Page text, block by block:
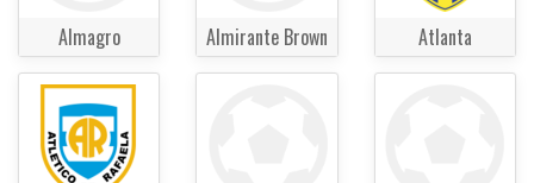
Almagro Almirante Brown Atlanta